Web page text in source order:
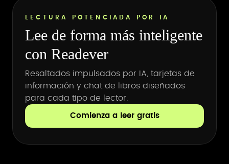
LECTURA POTENCIADA POR IA
Lee de forma más inteligente
con Readever
Resaltados impulsados por IA, tarjetas de
información y chat de libros diseñados
para cada tipo de lector.
Comienza a leer gratis